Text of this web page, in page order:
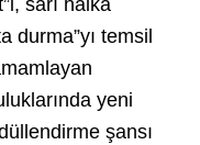
sarı halka
durma”yı temsil
yeni
şansı